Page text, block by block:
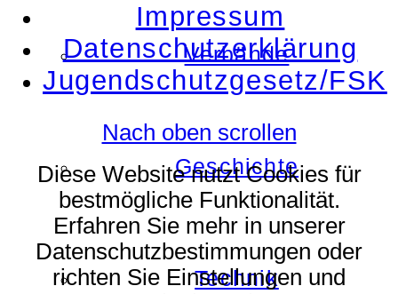
Verbände
Geschichte
Technik
Impressum
Datenschutzerklärung
Jugendschutzgesetz/FSK
Nach oben scrollen
Diese Website nutzt Cookies für
bestmögliche Funktionalität.
Erfahren Sie mehr in unserer
Datenschutzbestimmungen oder
richten Sie Einstellungen und